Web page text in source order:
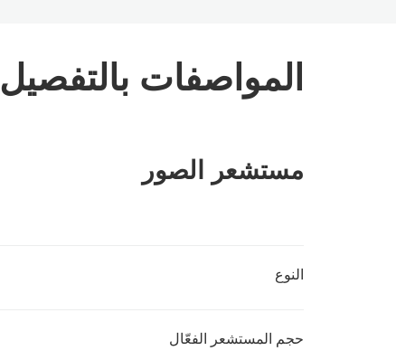
المواصفات بالتفصيل
مستشعر الصور
النوع
حجم المستشعر الفعّال